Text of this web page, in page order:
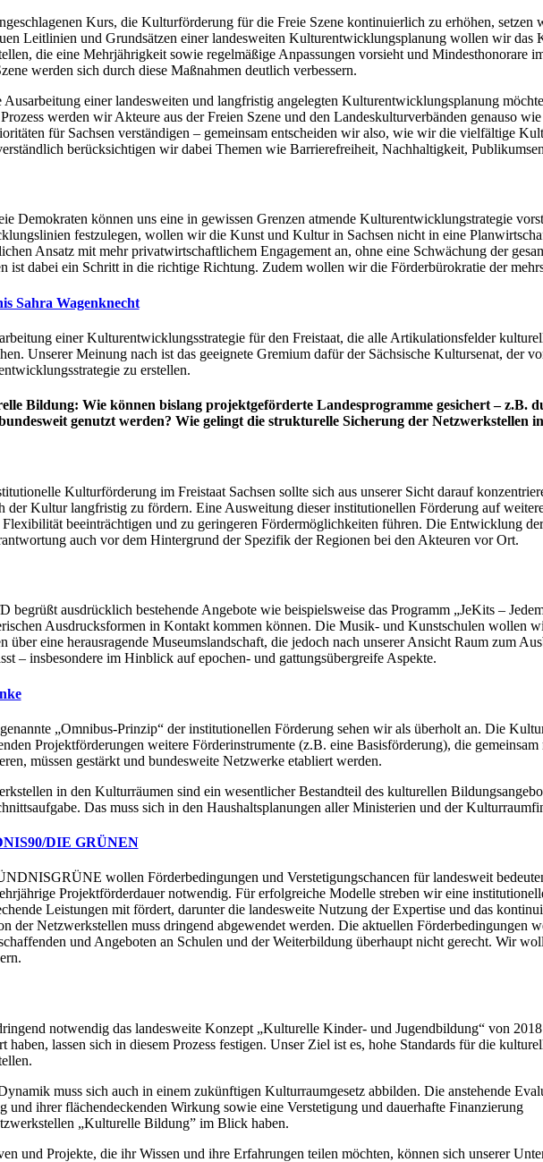
Kurs, die Kulturförderung für die Freie Szene kontinuierlich zu erhöhen,
Leitlinien und Grundsätzen einer landesweiten Kulturentwicklungsplanung wollen wir
die eine Mehrjährigkeit sowie regelmäßige Anpassungen vorsieht und
werden sich durch diese Maßnahmen deutlich verbessern.
Ausarbeitung einer landesweiten und langfristig angelegten Kulturentwicklungsplanung
werden wir Akteure aus der Freien Szene und den Landeskulturverbänden genauso
für Sachsen verständigen – gemeinsam entscheiden wir also, wie wir die vielfältige
berücksichtigen wir dabei Themen wie Barrierefreiheit, Nachhaltigkeit,
Demokraten können uns eine in gewissen Grenzen atmende Kulturentwicklungstrategie
festzulegen, wollen wir die Kunst und Kultur in Sachsen nicht in eine
Ansatz mit mehr privatwirtschaftlichem Engagement an, ohne eine Schwächung der
ist dabei ein Schritt in die richtige Richtung. Zudem wollen wir die Förderbürokratie der
Sahra Wagenknecht
einer Kulturentwicklungsstrategie für den Freistaat, die alle Artikulationsfelder
Unserer Meinung nach ist das geeignete Gremium dafür der Sächsische Kultursenat, der
zu erstellen.
Bildung: Wie können bislang projektgeförderte Landesprogramme gesichert – z.B.
genutzt werden? Wie gelingt die strukturelle Sicherung der Netzwerkstellen
Kulturförderung im Freistaat Sachsen sollte sich aus unserer Sicht darauf
der Kultur langfristig zu fördern. Eine Ausweitung dieser institutionellen Förderung auf
Flexibilität beeinträchtigen und zu geringeren Fördermöglichkeiten führen. Die Entwicklung
auch vor dem Hintergrund der Spezifik der Regionen bei den Akteuren vor Ort.
begrüßt ausdrücklich bestehende Angebote wie beispielsweise das Programm „JeKits –
Ausdrucksformen in Kontakt kommen können. Die Musik- und Kunstschulen wollen
über eine herausragende Museumslandschaft, die jedoch nach unserer Ansicht Raum zum
– insbesondere im Hinblick auf epochen- und gattungsübergreife Aspekte.
„Omnibus-Prinzip“ der institutionellen Förderung sehen wir als überholt an. Die
Projektförderungen weitere Förderinstrumente (z.B. eine Basisförderung), die
müssen gestärkt und bundesweite Netzwerke etabliert werden.
in den Kulturräumen sind ein wesentlicher Bestandteil des kulturellen
Das muss sich in den Haushaltsplanungen aller Ministerien und der
DIE GRÜNEN
wollen Förderbedingungen und Verstetigungschancen für landesweit
Projektförderdauer notwendig. Für erfolgreiche Modelle streben wir eine
Leistungen mit fördert, darunter die landesweite Nutzung der Expertise und das
der Netzwerkstellen muss dringend abgewendet werden. Die aktuellen
und Angeboten an Schulen und der Weiterbildung überhaupt nicht gerecht. Wir
notwendig das landesweite Konzept „Kulturelle Kinder- und Jugendbildung“ von
haben, lassen sich in diesem Prozess festigen. Unser Ziel ist es, hohe Standards für die
muss sich auch in einem zukünftigen Kulturraumgesetz abbilden. Die anstehende
und ihrer flächendeckenden Wirkung sowie eine Verstetigung und dauerhafte Finanzierung
„Kulturelle Bildung” im Blick haben.
und Projekte, die ihr Wissen und ihre Erfahrungen teilen möchten, können sich unserer